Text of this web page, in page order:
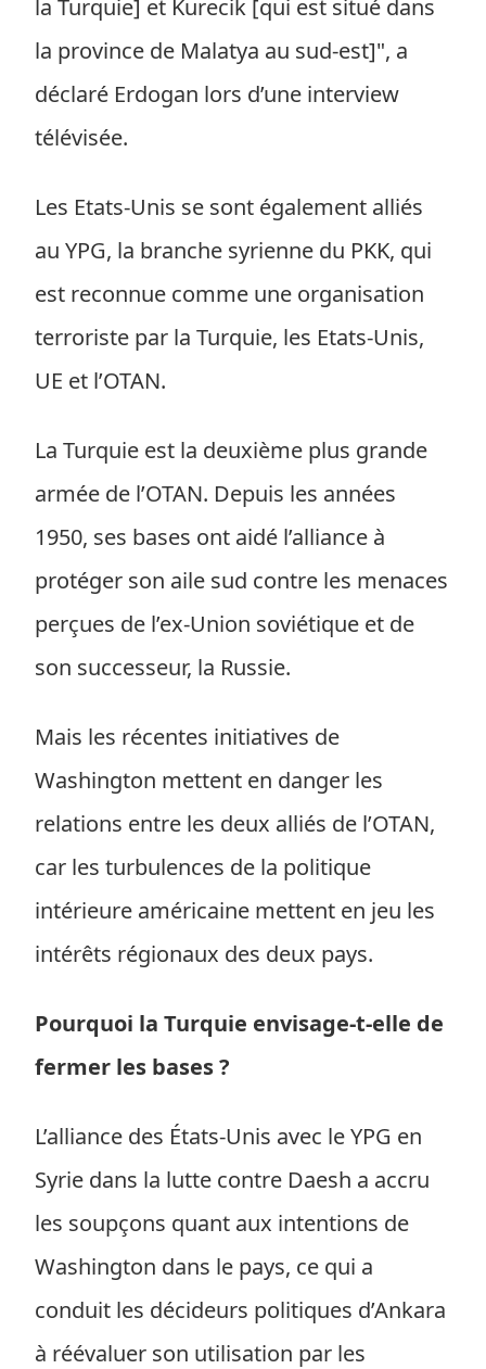
la Turquie] et Kurecik [qui est situé dans
la province de Malatya au sud-est]", a
déclaré Erdogan lors d’une interview
télévisée.
Les Etats-Unis se sont également alliés
au YPG, la branche syrienne du PKK, qui
est reconnue comme une organisation
terroriste par la Turquie, les Etats-Unis,
UE et l’OTAN.
La Turquie est la deuxième plus grande
armée de l’OTAN. Depuis les années
1950, ses bases ont aidé l’alliance à
protéger son aile sud contre les menaces
perçues de l’ex-Union soviétique et de
son successeur, la Russie.
Mais les récentes initiatives de
Washington mettent en danger les
relations entre les deux alliés de l’OTAN,
car les turbulences de la politique
intérieure américaine mettent en jeu les
intérêts régionaux des deux pays.
Pourquoi la Turquie envisage-t-elle de
fermer les bases ?
L’alliance des États-Unis avec le YPG en
Syrie dans la lutte contre Daesh a accru
les soupçons quant aux intentions de
Washington dans le pays, ce qui a
conduit les décideurs politiques d’Ankara
à réévaluer son utilisation par les